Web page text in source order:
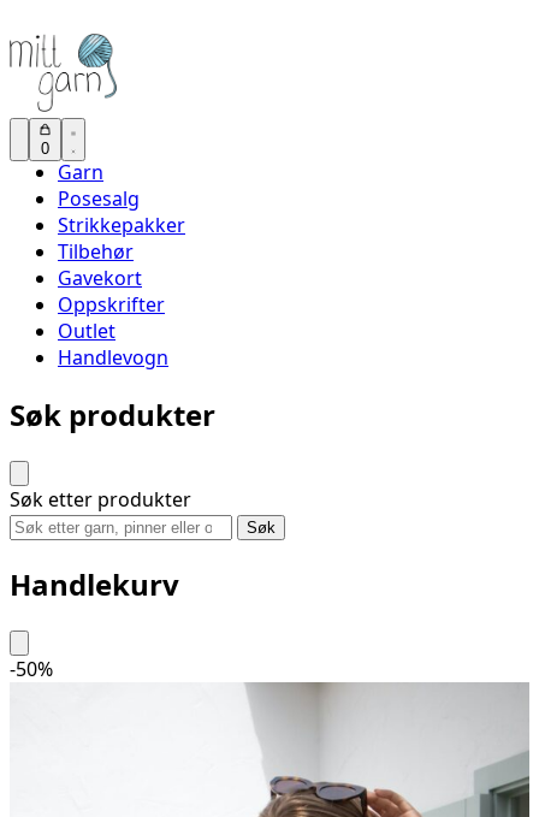
0
Garn
Posesalg
Strikkepakker
Tilbehør
Gavekort
Oppskrifter
Outlet
Handlevogn
Søk produkter
Søk etter produkter
Søk
Handlekurv
-50%